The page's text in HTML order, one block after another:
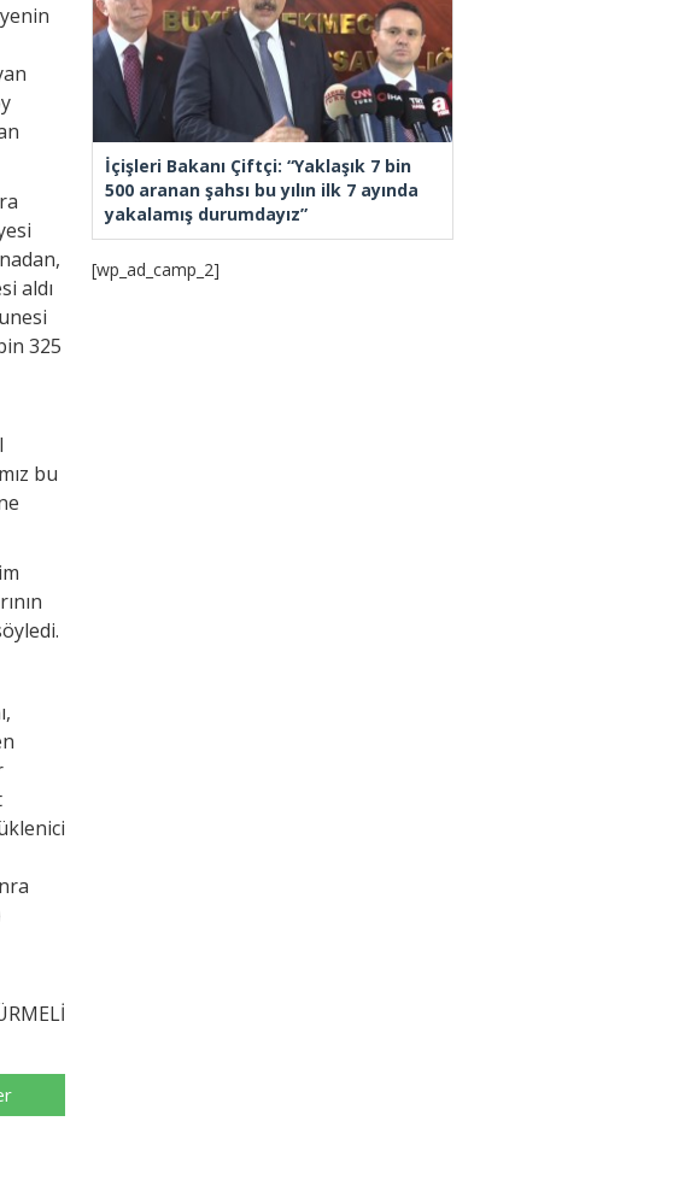
aldı
325
bu
İçişleri Bakanı Çiftçi: “Yaklaşık 7 bin
500 aranan şahsı bu yılın ilk 7 ayında
yakalamış durumdayız”
[wp_ad_camp_2]